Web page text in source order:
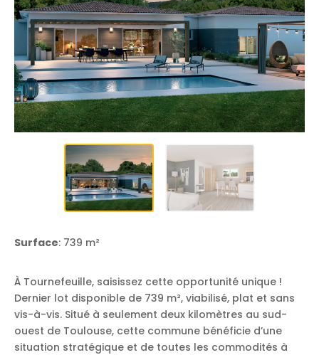
Surface: 739 m²
À Tournefeuille, saisissez cette opportunité unique !
Dernier lot disponible de 739 m², viabilisé, plat et sans
vis-à-vis. Situé à seulement deux kilomètres au sud-
ouest de Toulouse, cette commune bénéficie d’une
situation stratégique et de toutes les commodités à